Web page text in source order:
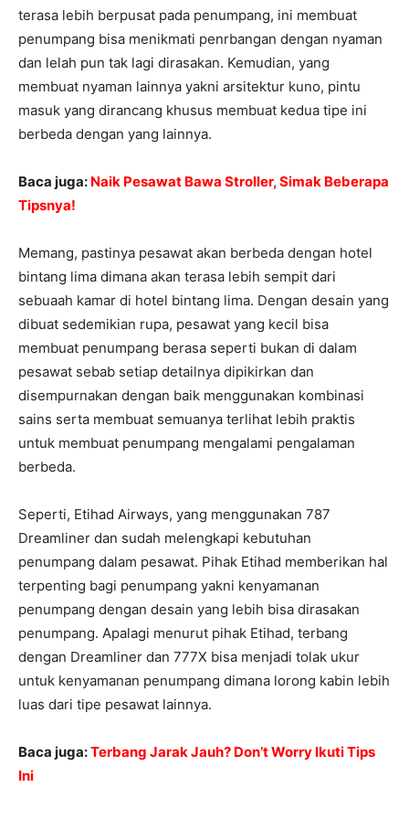
terasa lebih berpusat pada penumpang, ini membuat
penumpang bisa menikmati penrbangan dengan nyaman
dan lelah pun tak lagi dirasakan. Kemudian, yang
membuat nyaman lainnya yakni arsitektur kuno, pintu
masuk yang dirancang khusus membuat kedua tipe ini
berbeda dengan yang lainnya.
Baca juga: Naik Pesawat Bawa Stroller, Simak Beberapa
Tipsnya!
Memang, pastinya pesawat akan berbeda dengan hotel
bintang lima dimana akan terasa lebih sempit dari
sebuaah kamar di hotel bintang lima. Dengan desain yang
dibuat sedemikian rupa, pesawat yang kecil bisa
membuat penumpang berasa seperti bukan di dalam
pesawat sebab setiap detailnya dipikirkan dan
disempurnakan dengan baik menggunakan kombinasi
sains serta membuat semuanya terlihat lebih praktis
untuk membuat penumpang mengalami pengalaman
berbeda.
Seperti, Etihad Airways, yang menggunakan 787
Dreamliner dan sudah melengkapi kebutuhan
penumpang dalam pesawat. Pihak Etihad memberikan hal
terpenting bagi penumpang yakni kenyamanan
penumpang dengan desain yang lebih bisa dirasakan
penumpang. Apalagi menurut pihak Etihad, terbang
dengan Dreamliner dan 777X bisa menjadi tolak ukur
untuk kenyamanan penumpang dimana lorong kabin lebih
luas dari tipe pesawat lainnya.
Baca juga:Terbang Jarak Jauh? Don’t Worry Ikuti Tips
Ini